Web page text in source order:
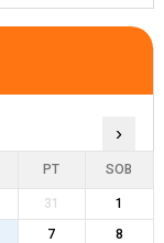
›
PT SOB
31
1
7
8